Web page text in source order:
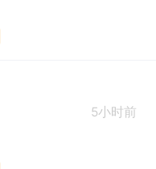
5小时前